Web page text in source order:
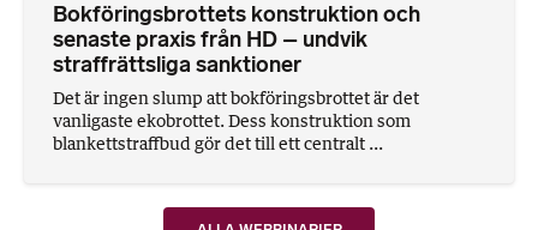
Bokföringsbrottets konstruktion och
senaste praxis från HD – undvik
straffrättsliga sanktioner
Det är ingen slump att bokföringsbrottet är det
vanligaste ekobrottet. Dess konstruktion som
blankettstraffbud gör det till ett centralt ...